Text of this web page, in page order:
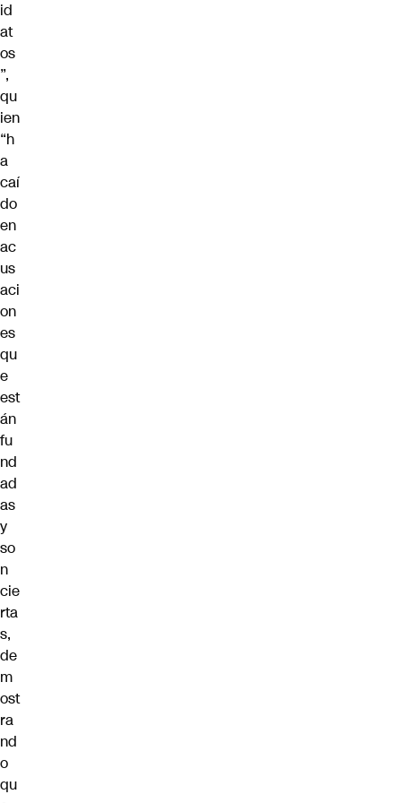
id
at
os
”,
qu
ien
“h
a
caí
do
en
ac
us
aci
on
es
qu
e
est
án
fu
nd
ad
as
y
so
n
cie
rta
s,
de
m
ost
ra
nd
o
qu